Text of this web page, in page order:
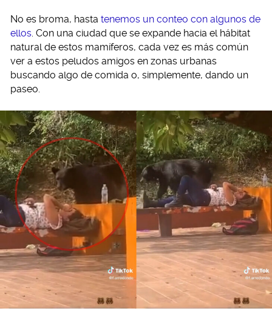
No es broma, hasta tenemos un conteo con algunos de
ellos. Con una ciudad que se expande hacia el hábitat
natural de estos mamíferos, cada vez es más común
ver a estos peludos amigos en zonas urbanas
buscando algo de comida o, simplemente, dando un
paseo.